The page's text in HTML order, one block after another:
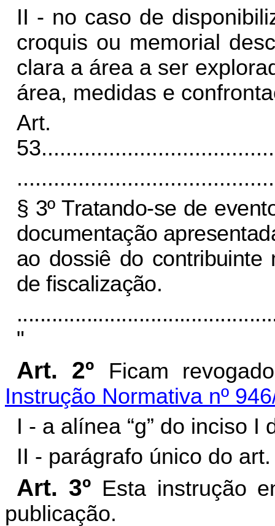
II - no caso de
croquis ou memorial
clara a área a ser
área, medidas e
Art.
53.
§ 3º Tratando-se de
documentação
ao dossiê do contribuinte
de fiscalização.
"
Art. 2º
Ficam
Instrução Normativa nº
I - a alínea “g” do inciso I
II - parágrafo único do
Art. 3º Esta instrução
publicação.